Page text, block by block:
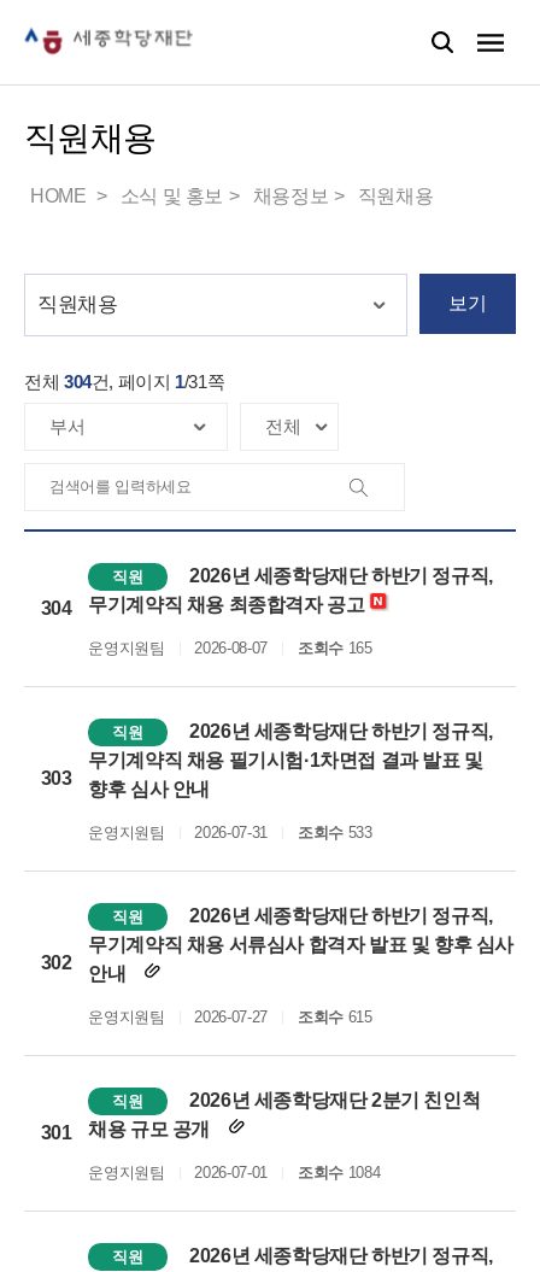
직원채용
HOME 소식 및 홍보 채용정보 직원채용
보기
전체 304건, 페이지 1/31쪽
304
직원
2026년 세종학당재단 하반기 정규직,
무기계약직 채용 최종합격자 공고
운영지원팀 2026-08-07 조회수165
303
직원
2026년 세종학당재단 하반기 정규직,
무기계약직 채용 필기시험·1차면접 결과 발표 및
향후 심사 안내
운영지원팀 2026-07-31 조회수533
302
직원
2026년 세종학당재단 하반기 정규직,
무기계약직 채용 서류심사 합격자 발표 및 향후 심사
안내
운영지원팀 2026-07-27 조회수615
301
직원
2026년 세종학당재단 2분기 친인척
채용 규모 공개
운영지원팀 2026-07-01 조회수1084
직원
2026년 세종학당재단 하반기 정규직,